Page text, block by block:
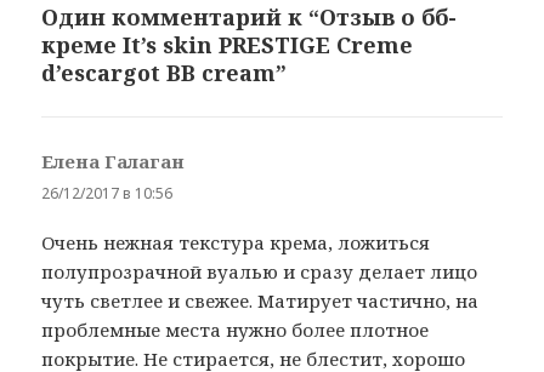
Один комментарий к “Отзыв о бб-
креме It’s skin PRESTIGE Creme
d’escargot BB cream”
Елена Галаган
26/12/2017 в 10:56
Очень нежная текстура крема, ложиться
полупрозрачной вуалью и сразу делает лицо
чуть светлее и свежее. Матирует частично, на
проблемные места нужно более плотное
покрытие. Не стирается, не блестит, хорошо